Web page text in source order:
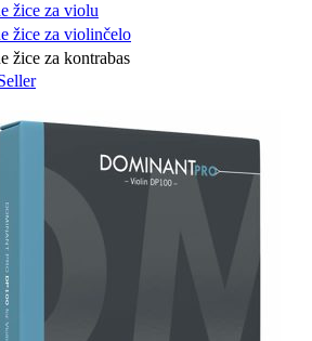
žice za violu
žice za violinčelo
žice za kontrabas